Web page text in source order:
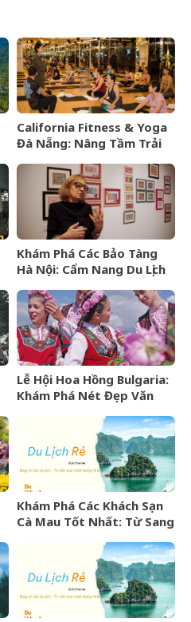
California Fitness & Yoga
Đà Nẵng: Nâng Tầm Trải
Khám Phá Các Bảo Tàng
Hà Nội: Cẩm Nang Du Lịch
Lễ Hội Hoa Hồng Bulgaria:
Khám Phá Nét Đẹp Văn
Khám Phá Các Khách Sạn
Cà Mau Tốt Nhất: Từ Sang